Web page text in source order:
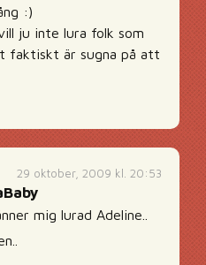
:)
ju inte lura folk som
faktiskt är sugna på att
29 oktober, 2009 kl. 20:53
mig lurad Adeline..